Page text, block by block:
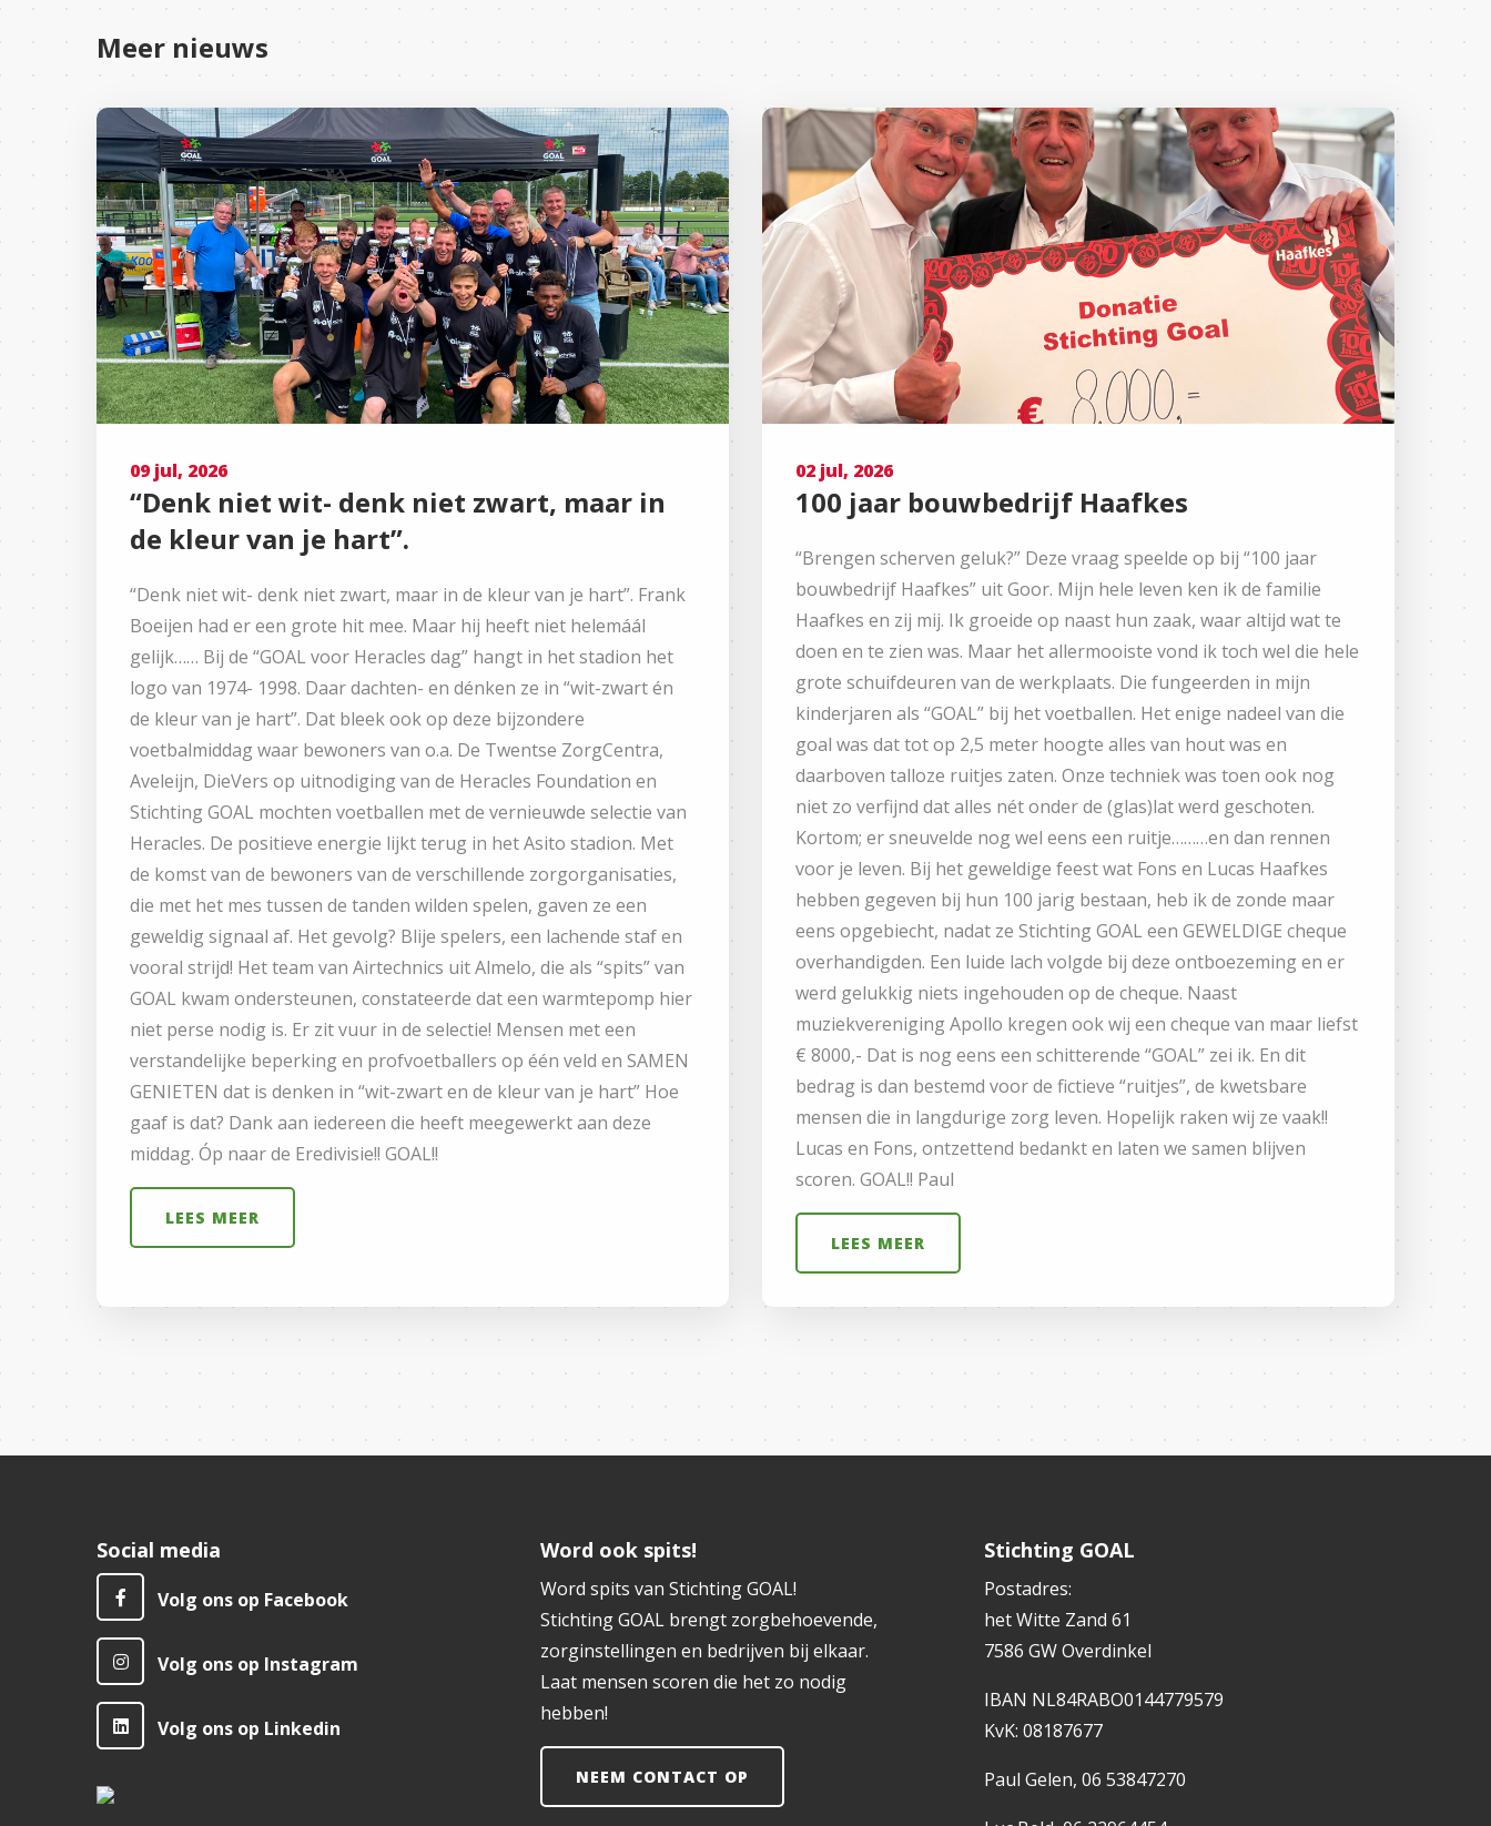
Meer nieuws
09 jul, 2026
“Denk niet wit- denk niet zwart, maar in
de kleur van je hart”.
“Denk niet wit- denk niet zwart, maar in de kleur van je hart”. Frank
Boeijen had er een grote hit mee. Maar hij heeft niet helemáál
gelijk…… Bij de “GOAL voor Heracles dag” hangt in het stadion het
logo van 1974- 1998. Daar dachten- en dénken ze in “wit-zwart én
de kleur van je hart”. Dat bleek ook op deze bijzondere
voetbalmiddag waar bewoners van o.a. De Twentse ZorgCentra,
Aveleijn, DieVers op uitnodiging van de Heracles Foundation en
Stichting GOAL mochten voetballen met de vernieuwde selectie van
Heracles. De positieve energie lijkt terug in het Asito stadion. Met
de komst van de bewoners van de verschillende zorgorganisaties,
die met het mes tussen de tanden wilden spelen, gaven ze een
geweldig signaal af. Het gevolg? Blije spelers, een lachende staf en
vooral strijd! Het team van Airtechnics uit Almelo, die als “spits” van
GOAL kwam ondersteunen, constateerde dat een warmtepomp hier
niet perse nodig is. Er zit vuur in de selectie! Mensen met een
verstandelijke beperking en profvoetballers op één veld en SAMEN
GENIETEN dat is denken in “wit-zwart en de kleur van je hart” Hoe
gaaf is dat? Dank aan iedereen die heeft meegewerkt aan deze
middag. Óp naar de Eredivisie!! GOAL!!
LEES MEER
02 jul, 2026
100 jaar bouwbedrijf Haafkes
“Brengen scherven geluk?” Deze vraag speelde op bij “100 jaar
bouwbedrijf Haafkes” uit Goor. Mijn hele leven ken ik de familie
Haafkes en zij mij. Ik groeide op naast hun zaak, waar altijd wat te
doen en te zien was. Maar het allermooiste vond ik toch wel die hele
grote schuifdeuren van de werkplaats. Die fungeerden in mijn
kinderjaren als “GOAL” bij het voetballen. Het enige nadeel van die
goal was dat tot op 2,5 meter hoogte alles van hout was en
daarboven talloze ruitjes zaten. Onze techniek was toen ook nog
niet zo verfijnd dat alles nét onder de (glas)lat werd geschoten.
Kortom; er sneuvelde nog wel eens een ruitje………en dan rennen
voor je leven. Bij het geweldige feest wat Fons en Lucas Haafkes
hebben gegeven bij hun 100 jarig bestaan, heb ik de zonde maar
eens opgebiecht, nadat ze Stichting GOAL een GEWELDIGE cheque
overhandigden. Een luide lach volgde bij deze ontboezeming en er
werd gelukkig niets ingehouden op de cheque. Naast
muziekvereniging Apollo kregen ook wij een cheque van maar liefst
€ 8000,- Dat is nog eens een schitterende “GOAL” zei ik. En dit
bedrag is dan bestemd voor de fictieve “ruitjes”, de kwetsbare
mensen die in langdurige zorg leven. Hopelijk raken wij ze vaak!!
Lucas en Fons, ontzettend bedankt en laten we samen blijven
scoren. GOAL!! Paul
LEES MEER
Social media
Volg ons op Facebook
Volg ons op Instagram
Volg ons op Linkedin
Word ook spits!
Word spits van Stichting GOAL!
Stichting GOAL brengt zorgbehoevende,
zorginstellingen en bedrijven bij elkaar.
Laat mensen scoren die het zo nodig
hebben!
NEEM CONTACT OP
Stichting GOAL
Postadres:
het Witte Zand 61
7586 GW Overdinkel
IBAN NL84RABO0144779579
KvK: 08187677
Paul Gelen, 06 53847270